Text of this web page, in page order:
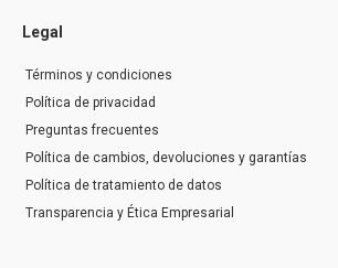
Legal
Términos y condiciones
Política de privacidad
Preguntas frecuentes
Política de cambios, devoluciones y garantías
Política de tratamiento de datos
Transparencia y Ética Empresarial